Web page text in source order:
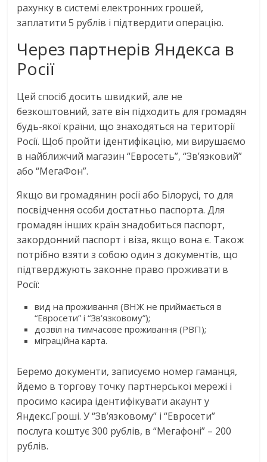
рахунку в системі електронних грошей,
заплатити 5 рублів і підтвердити операцію.
Через партнерів Яндекса в
Росії
Цей спосіб досить швидкий, але не
безкоштовний, зате він підходить для громадян
будь-якої країни, що знаходяться на території
Росії. Щоб пройти ідентифікацію, ми вирушаємо
в найближчий магазин “Евросеть”, “Зв’язковий”
або “МегаФон”.
Якщо ви громадянин росії або Білорусі, то для
посвідчення особи достатньо паспорта. Для
громадян інших країн знадобиться паспорт,
закордонний паспорт і віза, якщо вона є. Також
потрібно взяти з собою один з документів, що
підтверджують законне право проживати в
Росії:
вид на проживання (ВНЖ не приймається в
“Евросети” і “Зв’язковому”);
дозвіл на тимчасове проживання (РВП);
міграційна карта.
Беремо документи, записуємо номер гаманця,
йдемо в торгову точку партнерської мережі і
просимо касира ідентифікувати акаунт у
Яндекс.Гроші. У “Зв’язковому” і “Евросети”
послуга коштує 300 рублів, в “Мегафоні” – 200
рублів.